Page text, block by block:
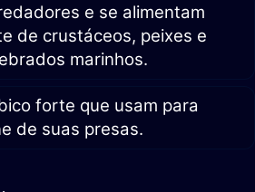
e se alimentam
de crustáceos, peixes e
marinhos.
forte que usam para
de suas presas.